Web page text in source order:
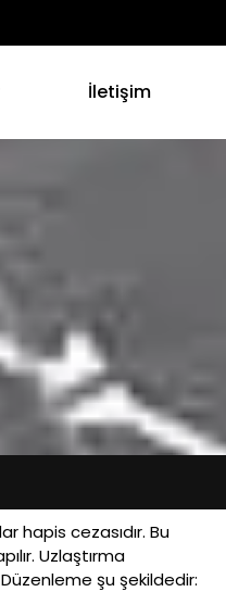
İletişim
hapis cezasıdır. Bu
Uzlaştırma
şu şekildedir: